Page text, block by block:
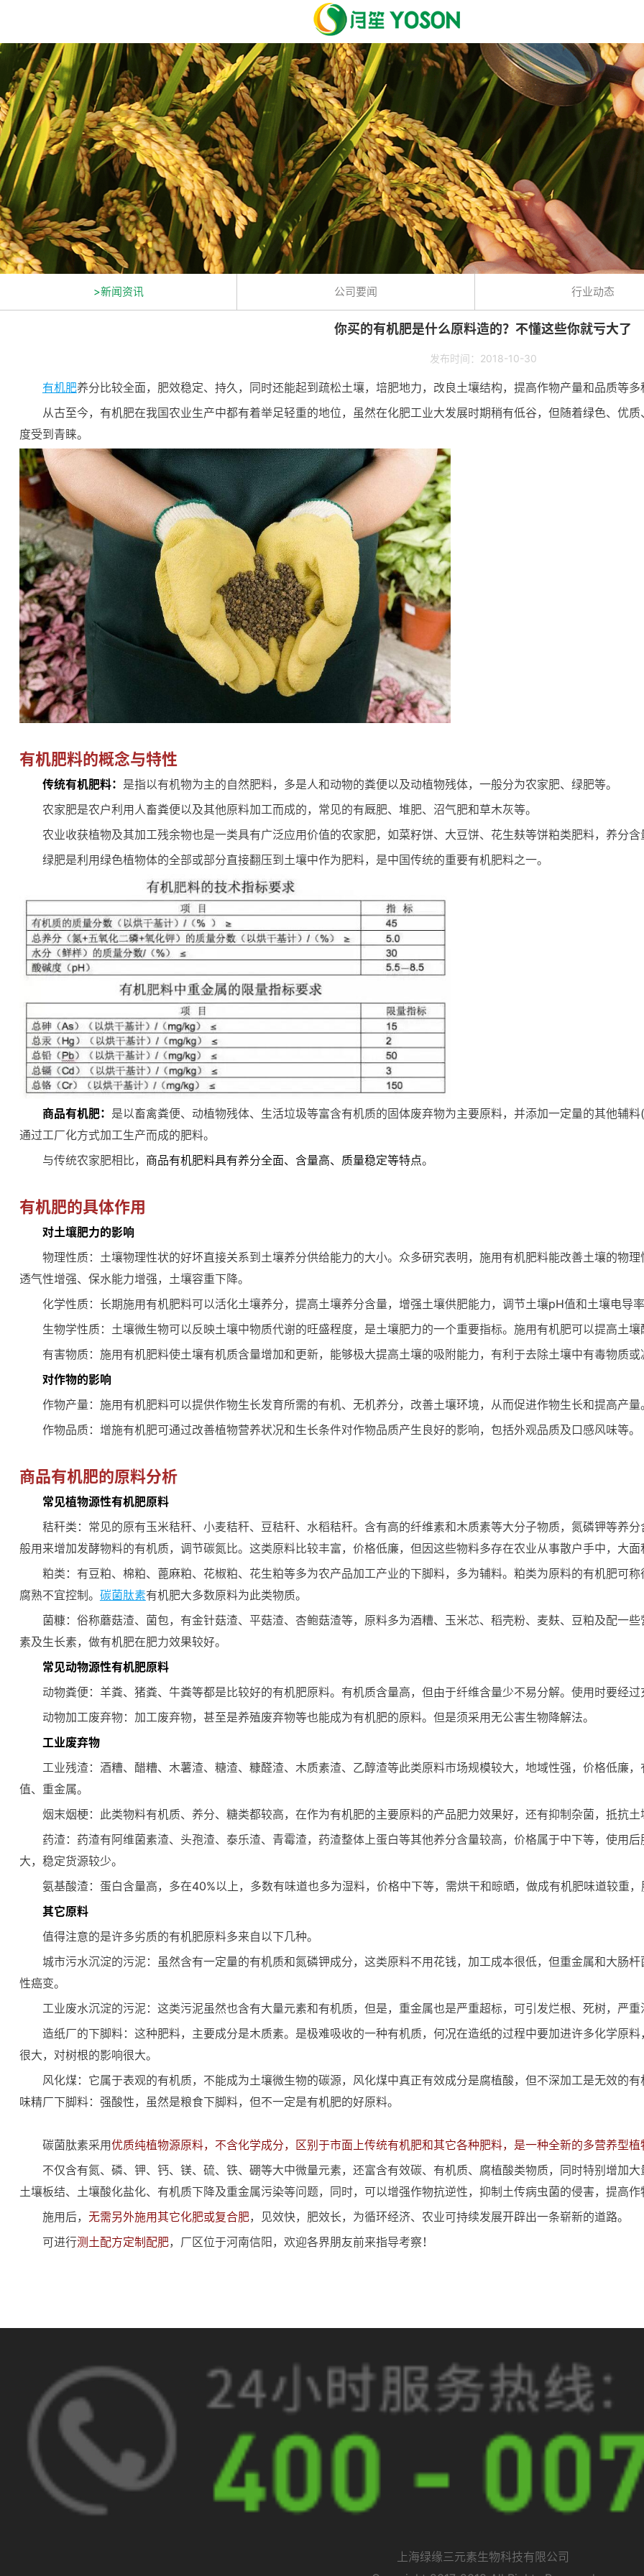
>新闻资讯 公司要闻 行业动态
你买的有机肥是什么原料造的？不懂这些你就亏大了
发布时间：2018-10-30
有机肥养分比较全面，肥效稳定、持久，同时还能起到疏松土壤，培肥地力，改良土壤结构，提高作物产量和品质等
从古至今，有机肥在我国农业生产中都有着举足轻重的地位，虽然在化肥工业大发展时期稍有低谷，但随着绿色、优
度受到青睐。
有机肥料的概念与特性
传统有机肥料： 是指以有机物为主的自然肥料，多是人和动物的粪便以及动植物残体，一般分为农家肥、绿肥等。
农家肥是农户利用人畜粪便以及其他原料加工而成的，常见的有厩肥、堆肥、沼气肥和草木灰等。
农业收获植物及其加工残余物也是一类具有广泛应用价值的农家肥，如菜籽饼、大豆饼、花生麸等饼粕类肥料，养分含
绿肥是利用绿色植物体的全部或部分直接翻压到土壤中作为肥料，是中国传统的重要有机肥料之一。
商品有机肥： 是以畜禽粪便、动植物残体、生活垃圾等富含有机质的固体废弃物为主要原料，并添加一定量的其他辅
通过工厂化方式加工生产而成的肥料。
与传统农家肥相比， 商品有机肥料具有养分全面、含量高、质量稳定等特点。
有机肥的具体作用
对土壤肥力的影响
物理性质：土壤物理性状的好坏直接关系到土壤养分供给能力的大小。众多研究表明，施用有机肥料能改善土壤的物
透气性增强、保水能力增强，土壤容重下降。
化学性质：长期施用有机肥料可以活化土壤养分，提高土壤养分含量，增强土壤供肥能力，调节土壤pH值和土壤电导
生物学性质：土壤微生物可以反映土壤中物质代谢的旺盛程度，是土壤肥力的一个重要指标。施用有机肥可以提高土
有害物质：施用有机肥料使土壤有机质含量增加和更新，能够极大提高土壤的吸附能力，有利于去除土壤中有毒物质
对作物的影响
作物产量：施用有机肥料可以提供作物生长发育所需的有机、无机养分，改善土壤环境，从而促进作物生长和提高产量
作物品质：增施有机肥可通过改善植物营养状况和生长条件对作物品质产生良好的影响，包括外观品质及口感风味等。
商品有机肥的原料分析
常见植物源性有机肥原料
秸秆类：常见的原有玉米秸秆、小麦秸秆、豆秸秆、水稻秸秆。含有高的纤维素和木质素等大分子物质，氮磷钾等养
般用来增加发酵物料的有机质，调节碳氮比。这类原料比较丰富，价格低廉，但因这些物料多存在农业从事散户手中，大
粕类：有豆粕、棉粕、蓖麻粕、花椒粕、花生粕等多为农产品加工产业的下脚料，多为辅料。粕类为原料的有机肥可
腐熟不宜控制。 碳菌肽素有机肥大多数原料为此类物质。
菌糠：俗称蘑菇渣、菌包，有金针菇渣、平菇渣、杏鲍菇渣等，原料多为酒糟、玉米芯、稻壳粉、麦麸、豆粕及配一
素及生长素，做有机肥在肥力效果较好。
常见动物源性有机肥原料
动物粪便：羊粪、猪粪、牛粪等都是比较好的有机肥原料。有机质含量高，但由于纤维含量少不易分解。使用时要经
动物加工废弃物：加工废弃物，甚至是养殖废弃物等也能成为有机肥的原料。但是须采用无公害生物降解法。
工业废弃物
工业残渣：酒糟、醋糟、木薯渣、糖渣、糠醛渣、木质素渣、乙醇渣等此类原料市场规模较大，地域性强，价格低廉
值、重金属。
烟末烟梗：此类物料有机质、养分、糖类都较高，在作为有机肥的主要原料的产品肥力效果好，还有抑制杂菌，抵抗
药渣：药渣有阿维菌素渣、头孢渣、泰乐渣、青霉渣，药渣整体上蛋白等其他养分含量较高，价格属于中下等，使用
大，稳定货源较少。
氨基酸渣：蛋白含量高，多在40%以上，多数有味道也多为湿料，价格中下等，需烘干和晾晒，做成有机肥味道较重
其它原料
值得注意的是许多劣质的有机肥原料多来自以下几种。
城市污水沉淀的污泥：虽然含有一定量的有机质和氮磷钾成分，这类原料不用花钱，加工成本很低，但重金属和大肠
性癌变。
工业废水沉淀的污泥：这类污泥虽然也含有大量元素和有机质，但是，重金属也是严重超标，可引发烂根、死树，严重
造纸厂的下脚料：这种肥料，主要成分是木质素。是极难吸收的一种有机质，何况在造纸的过程中要加进许多化学原
很大，对树根的影响很大。
风化煤：它属于表观的有机质，不能成为土壤微生物的碳源，风化煤中真正有效成分是腐植酸，但不深加工是无效的有
味精厂下脚料：强酸性，虽然是粮食下脚料，但不一定是有机肥的好原料。
碳菌肽素采用优质纯植物源原料，不含化学成分，区别于市面上传统有机肥和其它各种肥料，是一种全新的多营养型植
不仅含有氮、磷、钾、钙、镁、硫、铁、硼等大中微量元素，还富含有效碳、有机质、腐植酸类物质，同时特别增加
土壤板结、土壤酸化盐化、有机质下降及重金属污染等问题，同时，可以增强作物抗逆性，抑制土传病虫菌的侵害，提高
施用后， 无需另外施用其它化肥或复合肥，见效快，肥效长，为循环经济、农业可持续发展开辟出一条崭新的道路。
可进行测土配方定制配肥，厂区位于河南信阳，欢迎各界朋友前来指导考察！
上海绿缘三元素生物科技有限公司